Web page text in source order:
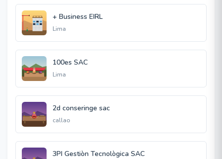
+ Business EIRL
Lima
100es SAC
Lima
2d conseringe sac
callao
3PI Gestiòn Tecnològica SAC